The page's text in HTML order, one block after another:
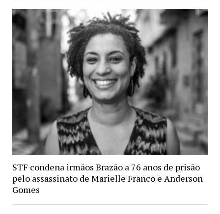
STF condena irmãos Brazão a 76 anos de prisão
pelo assassinato de Marielle Franco e Anderson
Gomes